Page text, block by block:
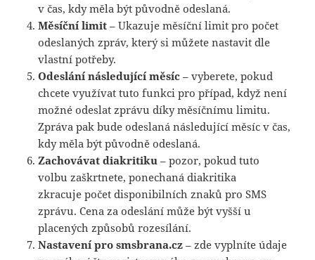
v čas, kdy měla být původně odeslaná.
Měsíční limit – Ukazuje měsíční limit pro počet
odeslaných zpráv, který si můžete nastavit dle
vlastní potřeby.
Odeslání následující měsíc – vyberete, pokud
chcete využívat tuto funkci pro případ, když není
možné odeslat zprávu díky měsíčnímu limitu.
Zpráva pak bude odeslaná následující měsíc v čas,
kdy měla být původně odeslaná.
Zachovávat diakritiku – pozor, pokud tuto
volbu zaškrtnete, ponechaná diakritika
zkracuje počet disponibilních znaků pro SMS
zprávu. Cena za odeslání může být vyšší u
placených způsobů rozesílání.
Nastavení pro smsbrana.cz– zde vyplníte údaje